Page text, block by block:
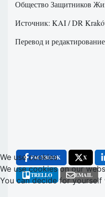
Общество Защитников
Источник: KAI / DR
Перевод и
FACEBOOK X
TRELLO EMAIL
We use cookies
We use cookies on our
You can decide for